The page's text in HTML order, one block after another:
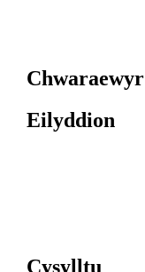
Chwaraewyr
Eilyddion
Cysylltu